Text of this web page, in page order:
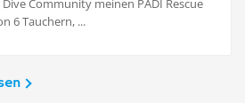
Community meinen PADI Rescue
6 Tauchern, ...